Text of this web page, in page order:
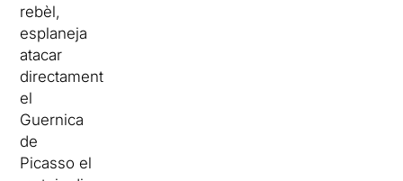
rebèl,
esplaneja
atacar
directament
el
Guernica
de
Picasso el